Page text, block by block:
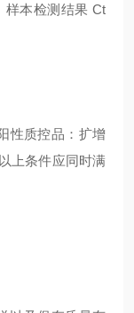
样本检测结果 Ct
性质控品：扩增
上条件应同时满